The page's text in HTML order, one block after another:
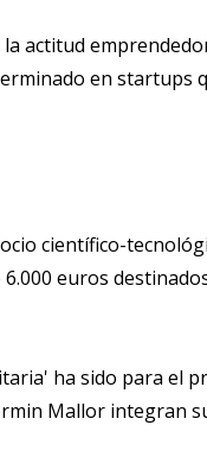
en
científico-
euros
ha sido para el
Mallor integran